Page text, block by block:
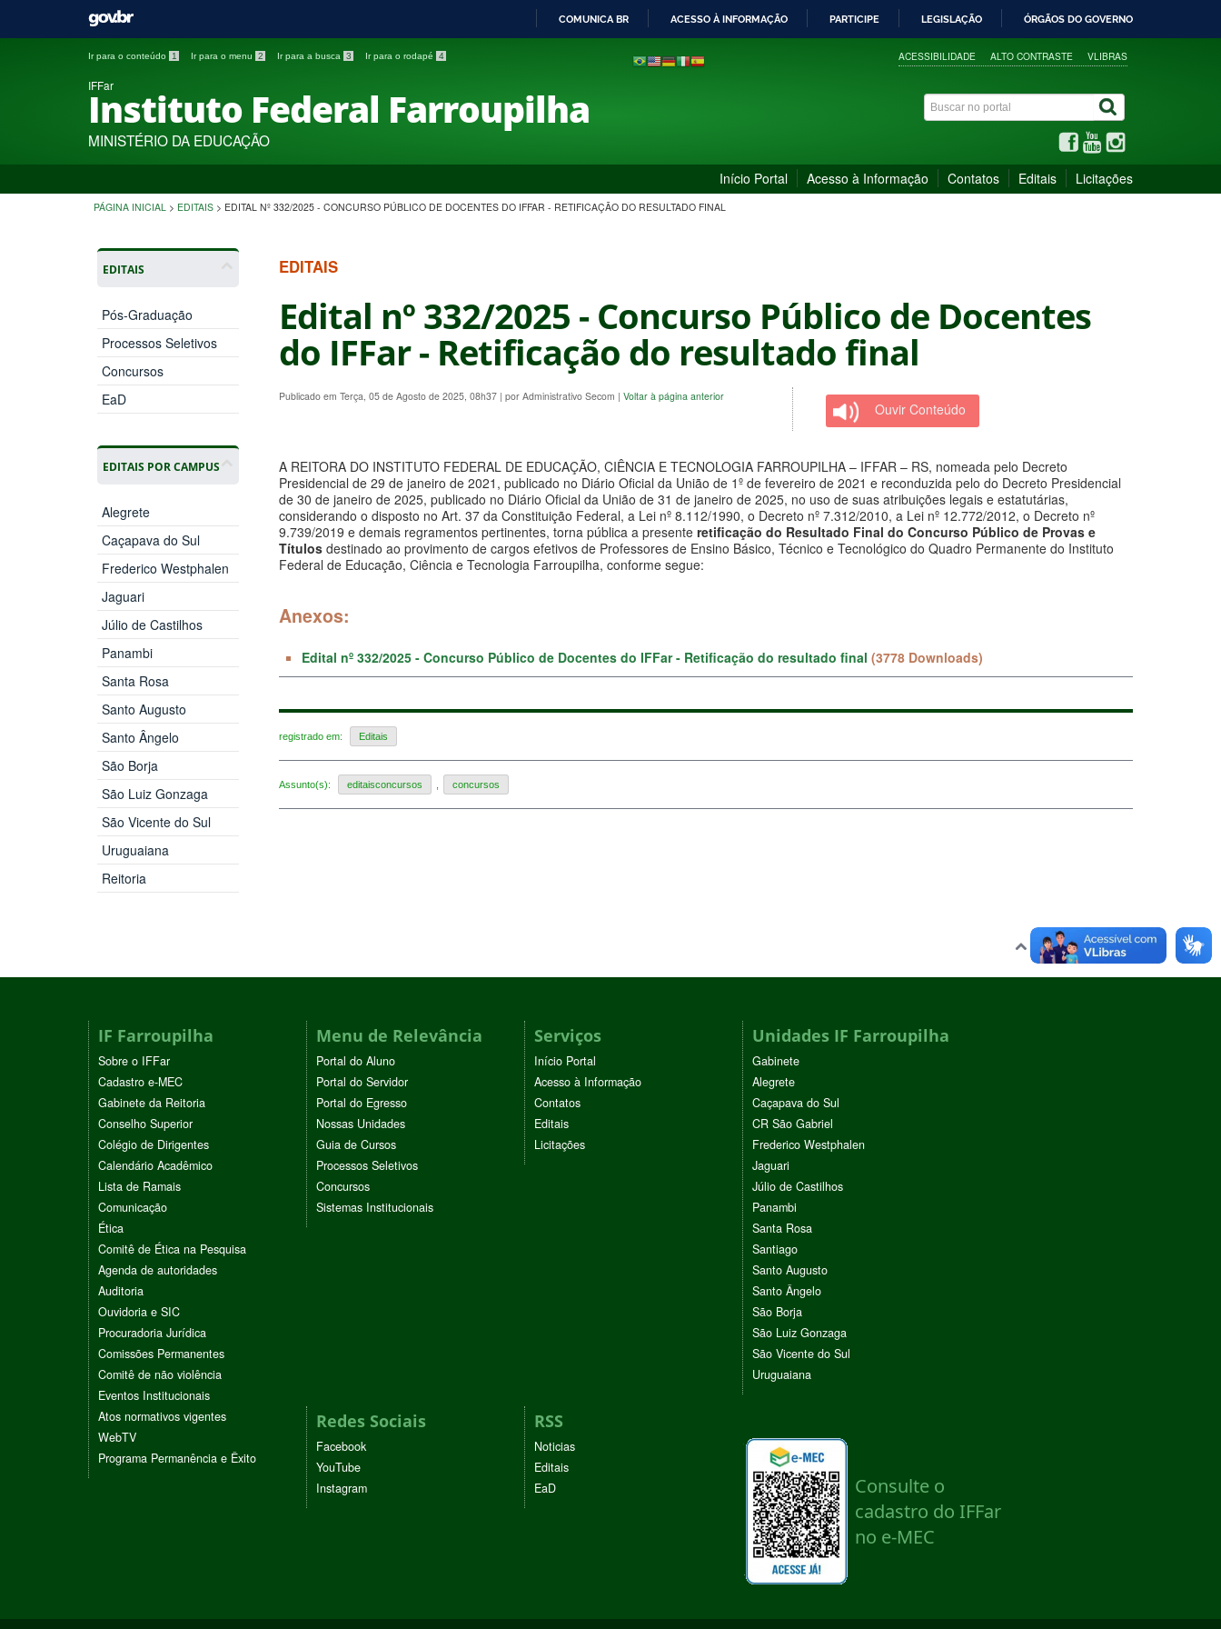
PARA
COMUNICA BR ACESSO À INFORMAÇÃO PARTICIPE LEGISLAÇÃO ÓRGÃOS DO GOVERNO
Ir para o conteúdo 1 Ir para o menu 2 Ir para a busca 3 Ir para o rodapé 4 ACESSIBILIDADE ALTO CONTRASTE VLIBRAS
IFFar
Instituto Federal Farroupilha
MINISTÉRIO DA EDUCAÇÃO
Início Portal Acesso à Informação Contatos Editais Licitações
PÁGINA INICIAL > EDITAIS > EDITAL Nº 332/2025 - CONCURSO PÚBLICO DE DOCENTES DO IFFAR - RETIFICAÇÃO DO RESULTADO FINAL
EDITAIS
Pós-Graduação
Processos Seletivos
Concursos
EaD
EDITAIS POR CAMPUS
Alegrete
Caçapava do Sul
Frederico Westphalen
Jaguari
Júlio de Castilhos
Panambi
Santa Rosa
Santo Augusto
Santo Ângelo
São Borja
São Luiz Gonzaga
São Vicente do Sul
Uruguaiana
Reitoria
EDITAIS
Edital nº 332/2025 - Concurso Público de Docentes
do IFFar - Retificação do resultado final
Publicado em Terça, 05 de Agosto de 2025, 08h37 | por Administrativo Secom | Voltar à página anterior
Ouvir Conteúdo
A REITORA DO INSTITUTO FEDERAL DE EDUCAÇÃO, CIÊNCIA E TECNOLOGIA FARROUPILHA – IFFAR – RS, nomeada pelo Decreto
Presidencial de 29 de janeiro de 2021, publicado no Diário Oficial da União de 1º de fevereiro de 2021 e reconduzida pelo do Decreto Presidencial
de 30 de janeiro de 2025, publicado no Diário Oficial da União de 31 de janeiro de 2025, no uso de suas atribuições legais e estatutárias,
considerando o disposto no Art. 37 da Constituição Federal, a Lei nº 8.112/1990, o Decreto nº 7.312/2010, a Lei nº 12.772/2012, o Decreto nº
9.739/2019 e demais regramentos pertinentes, torna pública a presente retificação do Resultado Final do Concurso Público de Provas e
Títulos destinado ao provimento de cargos efetivos de Professores de Ensino Básico, Técnico e Tecnológico do Quadro Permanente do Instituto
Federal de Educação, Ciência e Tecnologia Farroupilha, conforme segue:
Anexos:
Edital nº 332/2025 - Concurso Público de Docentes do IFFar - Retificação do resultado final (3778 Downloads)
registrado em: Editais
Assunto(s): editaisconcursos concursos
Voltar para o topo
IF Farroupilha
Sobre o IFFar
Cadastro e-MEC
Gabinete da Reitoria
Conselho Superior
Colégio de Dirigentes
Calendário Acadêmico
Lista de Ramais
Comunicação
Ética
Comitê de Ética na Pesquisa
Agenda de autoridades
Auditoria
Ouvidoria e SIC
Procuradoria Jurídica
Comissões Permanentes
Comitê de não violência
Eventos Institucionais
Atos normativos vigentes
WebTV
Programa Permanência e Êxito
Menu de Relevância
Portal do Aluno
Portal do Servidor
Portal do Egresso
Nossas Unidades
Guia de Cursos
Processos Seletivos
Concursos
Sistemas Institucionais
Serviços
Início Portal
Acesso à Informação
Contatos
Editais
Licitações
Unidades IF Farroupilha
Gabinete
Alegrete
Caçapava do Sul
CR São Gabriel
Frederico Westphalen
Jaguari
Júlio de Castilhos
Panambi
Santa Rosa
Santiago
Santo Augusto
Santo Ângelo
São Borja
São Luiz Gonzaga
São Vicente do Sul
Uruguaiana
Redes Sociais
Facebook
YouTube
Instagram
RSS
Noticias
Editais
EaD